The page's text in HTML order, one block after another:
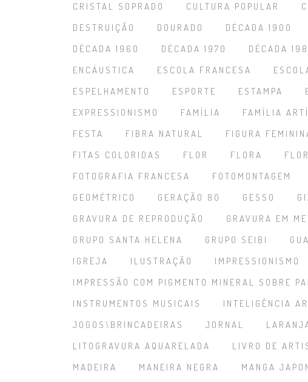
CRISTAL SOPRADO
CULTURA POPULAR
DESTRUIÇÃO
DOURADO DÉCADA 1900
DÉCADA 1960
DÉCADA 1970 DÉCADA
ENCÁUSTICA
ESCOLA FRANCESA
ESPELHAMENTO
ESPORTE ESTAMPA
EXPRESSIONISMO
FAMÍLIA FAMÍLIA
FESTA
FIBRA NATURAL FIGURA
FITAS COLORIDAS
FLOR FLORA
FOTOGRAFIA FRANCESA
FOTOMONTAGEM
GEOMÉTRICO
GERAÇÃO 80 GESSO
GRAVURA DE REPRODUÇÃO
GRAVURA EM
GRUPO SANTA HELENA
GRUPO SEIBI
IGREJA
ILUSTRAÇÃO IMPRESSIONISMO
IMPRESSÃO COM PIGMENTO MINERAL SOBRE
INSTRUMENTOS MUSICAIS
INTELIGÊNCIA
JOGOS\BRINCADEIRAS
JORNAL
LITOGRAVURA AQUARELADA
LIVRO DE
MADEIRA
MANEIRA NEGRA MANGA